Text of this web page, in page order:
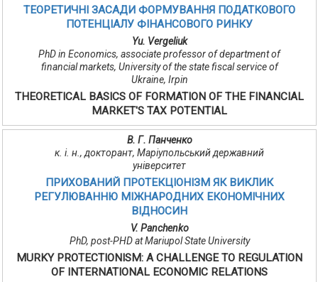
ТЕОРЕТИЧНІ ЗАСАДИ ФОРМУВАННЯ ПОДАТКОВОГО
ПОТЕНЦІАЛУ ФІНАНСОВОГО РИНКУ
Yu. Vergeliuk
PhD in Economics, associate professor of department of
financial markets, University of the state fiscal service of
Ukraine, Irpin
THEORETICAL BASICS OF FORMATION OF THE FINANCIAL
MARKET'S TAX POTENTIAL
В. Г. Панченко
к. і. н., докторант, Маріупольський державний
університет
ПРИХОВАНИЙ ПРОТЕКЦІОНІЗМ ЯК ВИКЛИК
РЕГУЛЮВАННЮ МІЖНАРОДНИХ ЕКОНОМІЧНИХ
ВІДНОСИН
V. Panchenko
PhD, post-PHD at Mariupol State University
MURKY PROTECTIONISM: A CHALLENGE TO REGULATION
OF INTERNATIONAL ECONOMIC RELATIONS